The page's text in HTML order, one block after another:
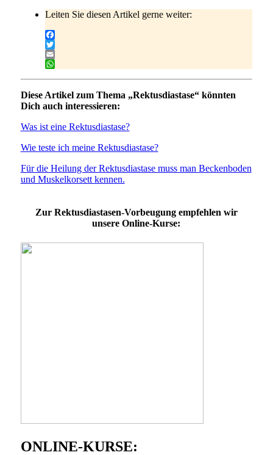
Leiten Sie diesen Artikel gerne weiter:
Facebook
Twitter
Email
Diese Artikel zum Thema „Rektusdiastase“ könnten
Dich auch interessieren:
Was ist eine Rektusdiastase?
Wie teste ich meine Rektusdiastase?
Für die Heilung der Rektusdiastase muss man Beckenboden
und Muskelkorsett kennen.
Zur Rektusdiastasen-Vorbeugung empfehlen wir
unsere Online-Kurse:
ONLINE-KURSE: